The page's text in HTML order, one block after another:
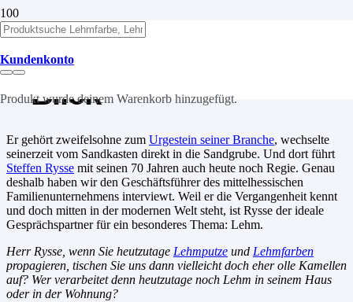
Kundenkonto
Produktwurde deinem Warenkorb hinzugefügt.
Ein Urgestein mit Lehm
– Blick
Er gehört zweifelsohne zum Urgestein seiner Branche, wechselte
seinerzeit vom Sandkasten direkt in die Sandgrube. Und dort führt
Steffen Rysse mit seinen 70 Jahren auch heute noch Regie. Genau
deshalb haben wir den Geschäftsführer des mittelhessischen
Familienunternehmens interviewt. Weil er die Vergangenheit kennt
und doch mitten in der modernen Welt steht, ist Rysse der ideale
Gesprächspartner für ein besonderes Thema: Lehm.
Herr Rysse, wenn Sie heutzutage Lehmputze und Lehmfarben
propagieren, tischen Sie uns dann vielleicht doch eher olle Kamellen
auf? Wer verarbeitet denn heutzutage noch Lehm in seinem Haus
oder in der Wohnung?